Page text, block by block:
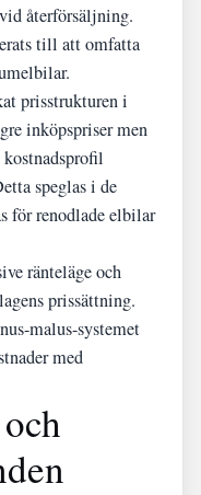
återförsäljning.
till att omfatta
prisstrukturen i
inköpspriser men
speglas i de
för renodlade elbilar
ränteläge och
prissättning.
malus-systemet
med